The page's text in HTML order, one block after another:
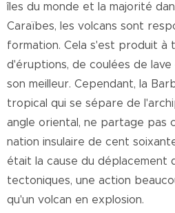
îles du monde et la majorité
Caraïbes, les volcans sont
formation. Cela s'est produit à
d'éruptions, de coulées de
son meilleur. Cependant, la
tropical qui se sépare de
angle oriental, ne partage pas
nation insulaire de cent
était la cause du déplacement
tectoniques, une action
qu'un volcan en explosion.